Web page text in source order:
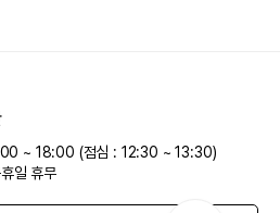
~ 18:00 (점심 : 12:30 ~ 13:30)
일 휴무